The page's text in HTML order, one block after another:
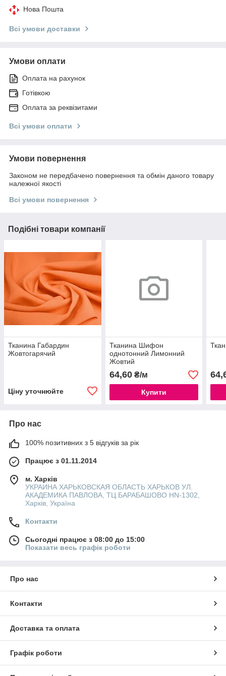
Нова Пошта
Всі умови доставки
Умови оплати
Оплата на рахунок
Готівкою
Оплата за реквізитами
Всі умови оплати
Умови повернення
Законом не передбачено повернення та обмін даного товару
належної якості
Всі умови повернення
Подібні товари компанії
Тканина Габардин
Жовтогарячий
Ціну уточнюйте
Тканина Шифон
однотонний Лимонний
Жовтий
64,60₴/м
Купити
Про нас
100% позитивних з 5 відгуків за рік
Працює з 01.11.2014
м. Харків
УКРАИНА ХАРЬКОВСКАЯ ОБЛАСТЬ ХАРЬКОВ УЛ.
АКАДЕМИКА ПАВЛОВА, ТЦ БАРАБАШОВО HN-1302,
Харків, Україна
Контакти
Сьогодні працює з 08:00 до 15:00
Показати весь графік роботи
Про нас
Контакти
Доставка та оплата
Графік роботи